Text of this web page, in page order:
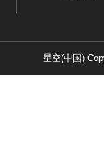
星空(中国)